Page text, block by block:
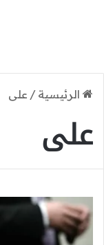
الرئيسية / على
على